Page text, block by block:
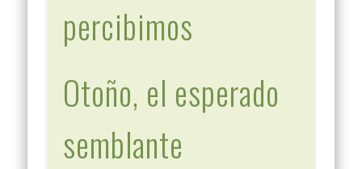
percibimos
Otoño, el esperado
semblante